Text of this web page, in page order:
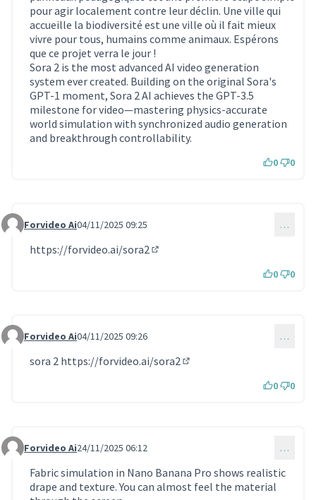
pour agir localement contre leur déclin. Une ville qui
accueille la biodiversité est une ville où il fait mieux
vivre pour tous, humains comme animaux. Espérons
que ce projet verra le jour !
Sora 2 is the most advanced AI video generation
system ever created. Building on the original Sora's
GPT-1 moment, Sora 2 AI achieves the GPT-3.5
milestone for video—mastering physics-accurate
world simulation with synchronized audio generation
and breakthrough controllability.
0 0
Commentaire 1942
Forvideo Ai04/11/2025 09:25 …
https://forvideo.ai/sora2
0 0
Commentaire 1943
Forvideo Ai04/11/2025 09:26 …
sora 2 https://forvideo.ai/sora2
0 0
Commentaire 1982
Forvideo Ai24/11/2025 06:12 …
Fabric simulation in Nano Banana Pro shows realistic
drape and texture. You can almost feel the material